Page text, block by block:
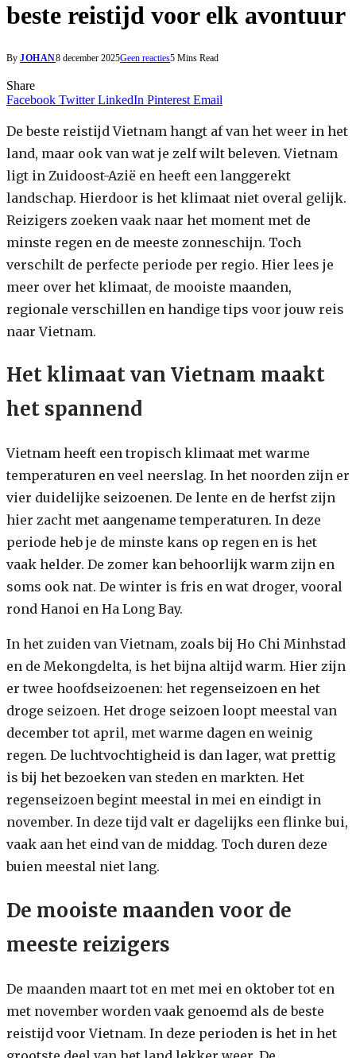
beste reistijd voor elk avontuur
By JOHAN8 december 2025Geen reacties5 Mins Read
Share
Facebook Twitter LinkedIn Pinterest Email
De beste reistijd Vietnam hangt af van het weer in het
land, maar ook van wat je zelf wilt beleven. Vietnam
ligt in Zuidoost-Azië en heeft een langgerekt
landschap. Hierdoor is het klimaat niet overal gelijk.
Reizigers zoeken vaak naar het moment met de
minste regen en de meeste zonneschijn. Toch
verschilt de perfecte periode per regio. Hier lees je
meer over het klimaat, de mooiste maanden,
regionale verschillen en handige tips voor jouw reis
naar Vietnam.
Het klimaat van Vietnam maakt
het spannend
Vietnam heeft een tropisch klimaat met warme
temperaturen en veel neerslag. In het noorden zijn er
vier duidelijke seizoenen. De lente en de herfst zijn
hier zacht met aangename temperaturen. In deze
periode heb je de minste kans op regen en is het
vaak helder. De zomer kan behoorlijk warm zijn en
soms ook nat. De winter is fris en wat droger, vooral
rond Hanoi en Ha Long Bay.
In het zuiden van Vietnam, zoals bij Ho Chi Minhstad
en de Mekongdelta, is het bijna altijd warm. Hier zijn
er twee hoofdseizoenen: het regenseizoen en het
droge seizoen. Het droge seizoen loopt meestal van
december tot april, met warme dagen en weinig
regen. De luchtvochtigheid is dan lager, wat prettig
is bij het bezoeken van steden en markten. Het
regenseizoen begint meestal in mei en eindigt in
november. In deze tijd valt er dagelijks een flinke bui,
vaak aan het eind van de middag. Toch duren deze
buien meestal niet lang.
De mooiste maanden voor de
meeste reizigers
De maanden maart tot en met mei en oktober tot en
met november worden vaak genoemd als de beste
reistijd voor Vietnam. In deze perioden is het in het